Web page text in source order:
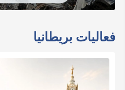
فعاليات بريطانيا